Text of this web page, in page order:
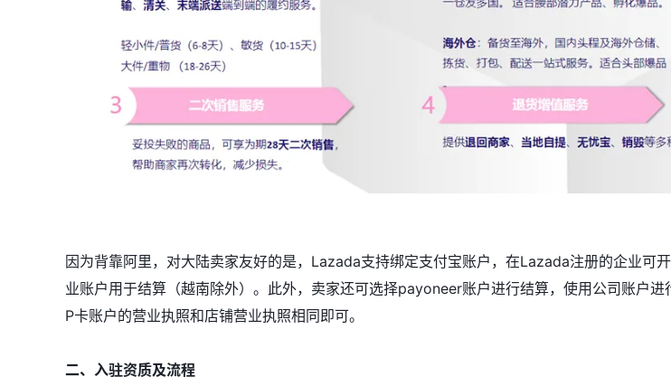
因为背靠阿里，对大陆卖家友好的是，Lazada支持绑定支付宝账户，在Lazada注册的企业可
业账户用于结算（越南除外）。此外，卖家还可选择payoneer账户进行结算，使用公司账户进
P卡账户的营业执照和店铺营业执照相同即可。
二、入驻资质及流程